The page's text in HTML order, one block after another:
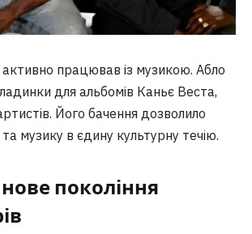
активно працював із музикою. Абло
для альбомів Каньє Веста,
Його бачення дозволило
музику в єдину культурну течію.
покоління